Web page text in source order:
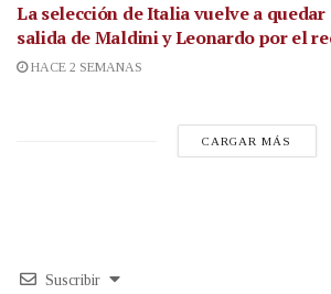
La selección de Italia vuelve a
salida de Maldini y Leonardo por el
HACE 2 SEMANAS
CARGAR MÁS
Suscribir